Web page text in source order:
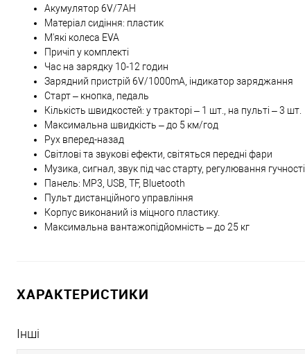
Акумулятор 6V/7AH
Матеріал сидіння: пластик
М'які колеса EVA
Причіп у комплекті
Час на зарядку 10-12 годин
Зарядний пристрій 6V/1000mA, індикатор заряджання
Старт – кнопка, педаль
Кількість швидкостей: у тракторі – 1 шт., на пульті – 3 шт.
Максимальна швидкість – до 5 км/год
Рух вперед-назад
Світлові та звукові ефекти, світяться передні фари
Музика, сигнал, звук під час старту, регулювання гучності
Панель: MP3, USB, TF, Bluetooth
Пульт дистанційного управління
Корпус виконаний із міцного пластику.
Максимальна вантажопідйомність – до 25 кг
ХАРАКТЕРИСТИКИ
Інші